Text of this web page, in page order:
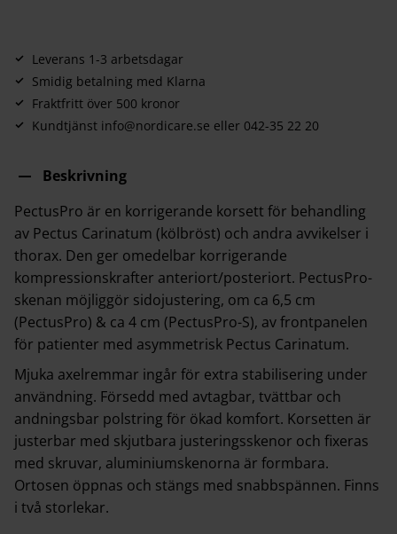
Leverans 1-3 arbetsdagar
Smidig betalning med Klarna
Fraktfritt över 500 kronor
Kundtjänst info@nordicare.se eller 042-35 22 20
Beskrivning
PectusPro är en korrigerande korsett för behandling
av Pectus Carinatum (kölbröst) och andra avvikelser i
thorax. Den ger omedelbar korrigerande
kompressionskrafter anteriort/posteriort. PectusPro-
skenan möjliggör sidojustering, om ca 6,5 cm
(PectusPro) & ca 4 cm (PectusPro-S), av frontpanelen
för patienter med asymmetrisk Pectus Carinatum.
Mjuka axelremmar ingår för extra stabilisering under
användning. Försedd med avtagbar, tvättbar och
andningsbar polstring för ökad komfort. Korsetten är
justerbar med skjutbara justeringsskenor och fixeras
med skruvar, aluminiumskenorna är formbara.
Ortosen öppnas och stängs med snabbspännen. Finns
i två storlekar.